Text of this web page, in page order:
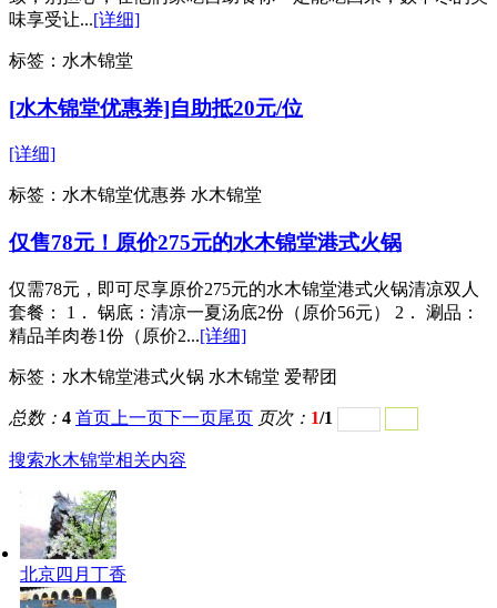
味享受让...[详细]
标签： 水木锦堂
[水木锦堂优惠券]自助抵20元/位
[详细]
标签： 水木锦堂优惠券 水木锦堂
仅售78元！原价275元的水木锦堂港式火锅
仅需78元，即可尽享原价275元的水木锦堂港式火锅清凉双人
套餐： 1． 锅底：清凉一夏汤底2份（原价56元） 2． 涮品：
精品羊肉卷1份（原价2...[详细]
标签： 水木锦堂港式火锅 水木锦堂 爱帮团
总数： 4 首页 上一页下一页尾页 页次： 1/1
搜索水木锦堂相关内容
北京四月丁香